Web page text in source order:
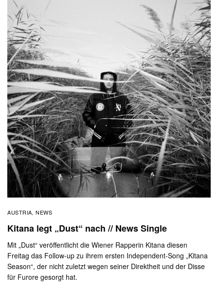
AUSTRIA, NEWS
Kitana legt „Dust“ nach // News Single
Mit „Dust“ veröffentlicht die Wiener Rapperin Kitana diesen
Freitag das Follow-up zu ihrem ersten Independent-Song „Kitana
Season“, der nicht zuletzt wegen seiner Direktheit und der Disse
für Furore gesorgt hat.